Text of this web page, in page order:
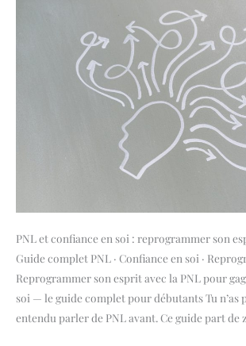
PNL et confiance en soi : reprogrammer son
Guide complet PNL · Confiance en soi ·
Reprogrammer son esprit avec la PNL pour
soi — le guide complet pour débutants Tu n’as
entendu parler de PNL avant. Ce guide part de